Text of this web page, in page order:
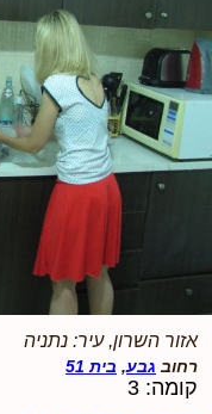
אזור השרון, עיר: נתניה
רחוב גבע, בית 51
קומה: 3